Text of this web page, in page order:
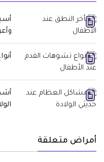
أمراض متعلقة